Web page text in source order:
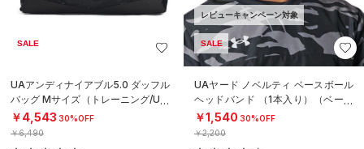
SALE
UAアンディナイアブル5.0 ダッフル
バッグ Mサイズ（トレーニング/UNI
SEX）
￥4,543 30%OFF
￥6,490
レビューキャンペーン対象
SALE
UAヤード ノベルティ ベースボール
ヘッドバンド （1本入り）（ベース
ボール/MEN）
￥1,540 30%OFF
￥2,200